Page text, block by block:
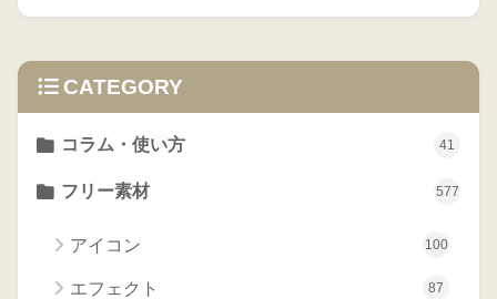
CATEGORY
コラム・使い方 41
フリー素材 577
アイコン 100
エフェクト 87